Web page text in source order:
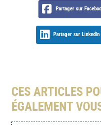
Partager sur
Partager sur LinkedIn
CES ARTICLES
ÉGALEMENT